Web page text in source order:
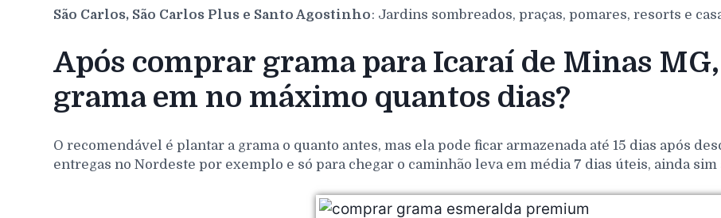
São Carlos, São Carlos Plus e Santo Agostinho: Jardins sombreados, praças, pomares, resorts e
Após comprar grama para Icaraí de Minas
grama em no máximo quantos dias?
O recomendável é plantar a grama o quanto antes, mas ela pode ficar armazenada até 15 dias após
entregas no Nordeste por exemplo e só para chegar o caminhão leva em média 7 dias úteis, ainda sim